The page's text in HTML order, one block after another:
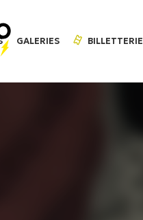
GALERIES BILLETTERIE